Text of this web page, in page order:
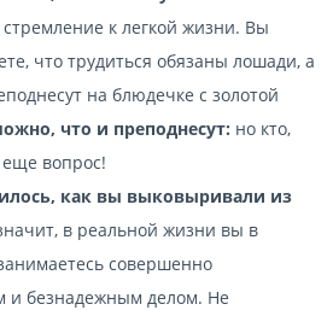
к легкой жизни. Вы
что трудиться обязаны лошади, а
на блюдечке с золотой
что и преподнесут: но кто,
еще вопрос!
как вы выковыривали из
в реальной жизни вы в
совершенно
и безнадежным делом. Не